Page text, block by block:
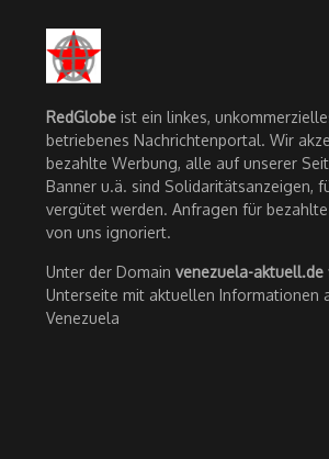
RedGlobe ist ein linkes,
betriebenes Nachrichtenportal. Wir
bezahlte Werbung, alle auf unserer
Banner u.ä. sind Solidaritätsanzeigen,
vergütet werden. Anfragen für
von uns ignoriert.
Unter der Domain venezuela-aktuell.de
Unterseite mit aktuellen Informationen
Venezuela